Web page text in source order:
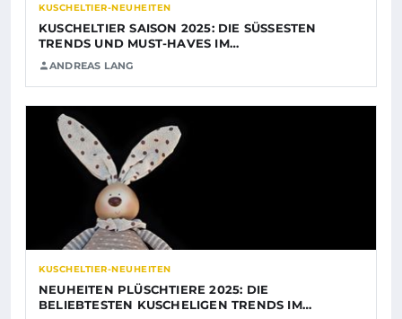
KUSCHELTIER-NEUHEITEN
KUSCHELTIER SAISON 2025: DIE SÜSSESTEN T
RENDS UND MUST-HAVES IM…
ANDREAS LANG
KUSCHELTIER-NEUHEITEN
NEUHEITEN PLÜSCHTIERE 2025: DIE
BELIEBTESTEN KUSCHELIGEN TRENDS IM…